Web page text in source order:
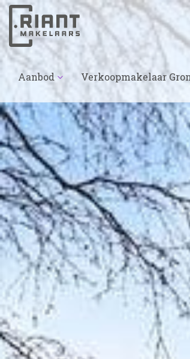
Aanbod Verkoopmakelaar